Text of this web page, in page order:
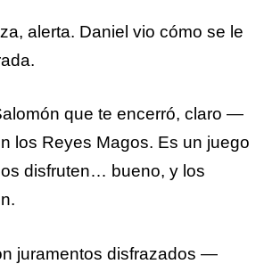
alerta. Daniel vio cómo se le
que te encerró, claro —
los Reyes Magos. Es un juego
disfruten… bueno, y los
juramentos disfrazados —